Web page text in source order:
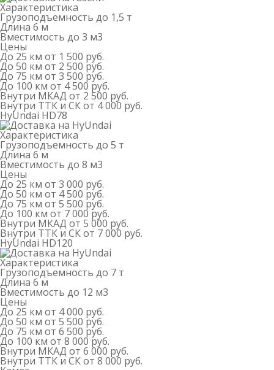
Характеристика
Грузоподъемность до 1,5 т
Длина 6 м
Вместимость до 3 м3
Цены
До 25 км от 1 500 руб.
До 50 км от 2 500 руб.
До 75 км от 3 500 руб.
До 100 км от 4 500 руб.
Внутри МКАД от 2 500 руб.
Внутри ТТК и СКот 4 000 руб.
HyUndai HD78
Характеристика
Грузоподъемность до 5 т
Длина 6 м
Вместимость до 8 м3
Цены
До 25 км от 3 000 руб.
До 50 км от 4 500 руб.
До 75 км от 5 500 руб.
До 100 км от 7 000 руб.
Внутри МКАД от 5 000 руб.
Внутри ТТК и СКот 7 000 руб.
HyUndai HD120
Характеристика
Грузоподъемность до 7 т
Длина 6 м
Вместимость до 12 м3
Цены
До 25 км от 4 000 руб.
До 50 км от 5 500 руб.
До 75 км от 6 500 руб.
До 100 км от 8 000 руб.
Внутри МКАД от 6 000 руб.
Внутри ТТК и СКот 8 000 руб.